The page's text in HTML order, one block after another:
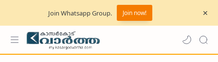
Join Whatsapp Group. Join now!